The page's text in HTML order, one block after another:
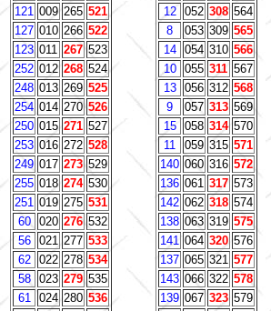
121 009 265 521
127 010 266 522
123 011 267 523
252 012 268 524
248 013 269 525
254 014 270 526
250 015 271 527
253 016 272 528
249 017 273 529
255 018 274 530
251 019 275 531
60
020 276 532
56
021 277 533
62
022 278 534
58
023 279 535
61
024 280 536
12
052 308 564
8
053 309 565
14
054 310 566
10
055 311 567
13
056 312 568
9
057 313 569
15
058 314 570
11
059 315 571
140 060 316 572
136 061 317 573
142 062 318 574
138 063 319 575
141 064 320 576
137 065 321 577
143 066 322 578
139 067 323 579